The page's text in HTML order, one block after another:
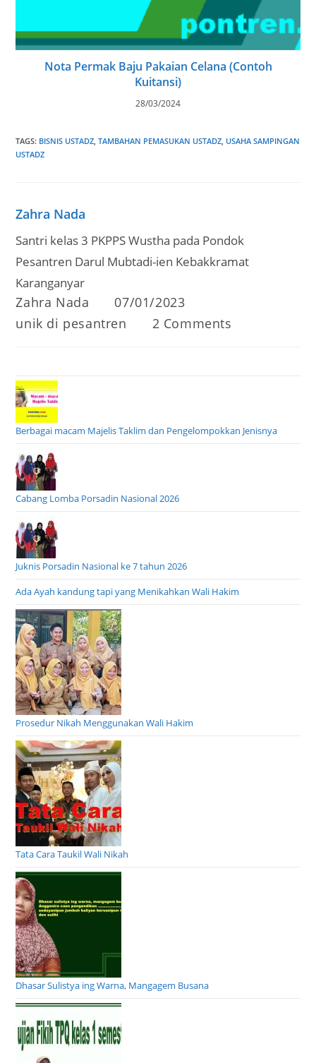
Nota Permak Baju Pakaian Celana (Contoh
Kuitansi)
28/03/2024
TAGS: BISNIS USTADZ, TAMBAHAN PEMASUKAN USTADZ, USAHA SAMPINGAN
USTADZ
Zahra Nada
Santri kelas 3 PKPPS Wustha pada Pondok
Pesantren Darul Mubtadi-ien Kebakkramat
Karanganyar
Post
Zahra Nada
Post
07/01/2023
Post
unik di pesantren
Post
2 Comments
Berbagai macam Majelis Taklim dan Pengelompokkan Jenisnya
Cabang Lomba Porsadin Nasional 2026
Juknis Porsadin Nasional ke 7 tahun 2026
Ada Ayah kandung tapi yang Menikahkan Wali Hakim
Prosedur Nikah Menggunakan Wali Hakim
Tata Cara Taukil Wali Nikah
Dhasar Sulistya ing Warna, Mangagem Busana